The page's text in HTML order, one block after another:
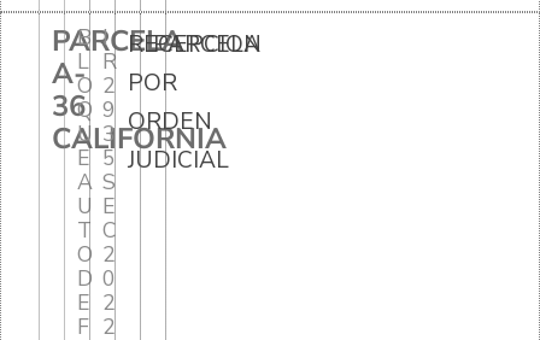
PARCELA
A-
36
CALIFORNIA
B
L
O
Q
U
E
A
U
T
O
D
E
F
I
R
2
9
3
5
S
E
C
2
0
2
2
RECEPCION
POR
ORDEN
JUDICIAL
PARCELA